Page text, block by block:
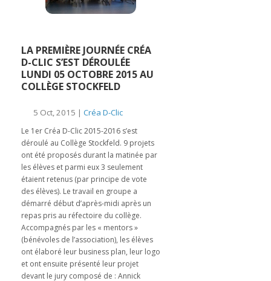
LA PREMIÈRE JOURNÉE CRÉA
D-CLIC S’EST DÉROULÉE
LUNDI 05 OCTOBRE 2015 AU
COLLÈGE STOCKFELD
5 Oct, 2015 | Créa D-Clic
Le 1er Créa D-Clic 2015-2016 s’est
déroulé au Collège Stockfeld. 9 projets
ont été proposés durant la matinée par
les élèves et parmi eux 3 seulement
étaient retenus (par principe de vote
des élèves). Le travail en groupe a
démarré début d’après-midi après un
repas pris au réfectoire du collège.
Accompagnés par les « mentors »
(bénévoles de l’association), les élèves
ont élaboré leur business plan, leur logo
et ont ensuite présenté leur projet
devant le jury composé de : Annick